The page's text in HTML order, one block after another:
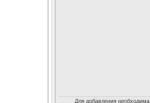
Для добавления необходима